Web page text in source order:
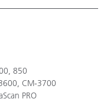
850
CM-3700
PRO